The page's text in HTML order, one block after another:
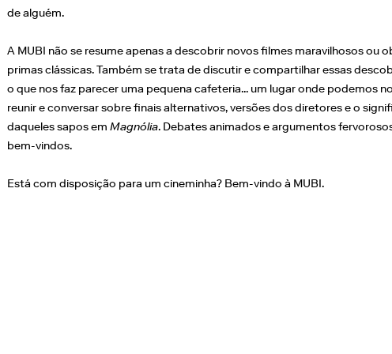
de alguém.
A MUBI não se resume apenas a descobrir novos filmes maravilhosos ou
primas clássicas. Também se trata de discutir e compartilhar essas
o que nos faz parecer uma pequena cafeteria... um lugar onde podemos
reunir e conversar sobre finais alternativos, versões dos diretores e o
daqueles sapos em Magnólia. Debates animados e argumentos
bem-vindos.
Está com disposição para um cineminha? Bem-vindo à MUBI.